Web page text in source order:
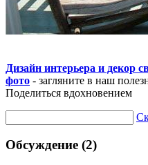
Дизайн интерьера и декор
фото - загляните в наш
Поделиться вдохновением
Обсуждение (2)